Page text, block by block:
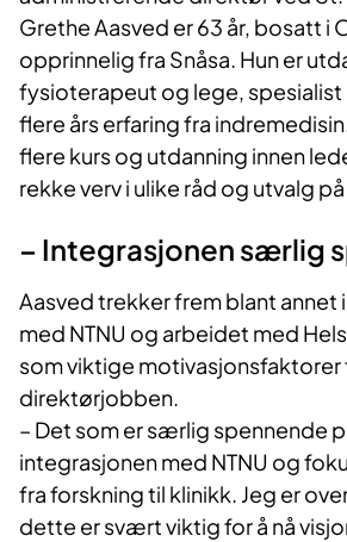
Grethe Aasved er 63 år, bosatt i
opprinnelig fra Snåsa. Hun er
fysioterapeut og lege, spesialist
flere års erfaring fra
flere kurs og utdanning innen
rekke verv i ulike råd og utvalg
– Integrasjonen særlig
Aasved trekker frem blant annet
med NTNU og arbeidet med
som viktige motivasjonsfaktorer
direktørjobben.
– Det som er særlig spennende
integrasjonen med NTNU og
fra forskning til klinikk. Jeg er
dette er svært viktig for å nå